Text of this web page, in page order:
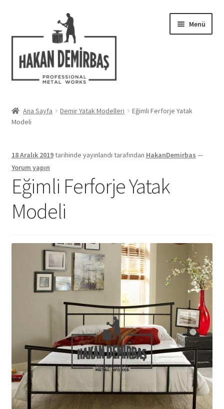
Menü
Ferforje Modelleri
Blog
İletişim
Ana Sayfa Demir Yatak Modelleri
Eğimli Ferforje Yatak
Modeli
18 Aralık 2019tarihinde yayınlandı tarafından HakanDemirbas —
Yorum yapın
Eğimli Ferforje Yatak
Modeli